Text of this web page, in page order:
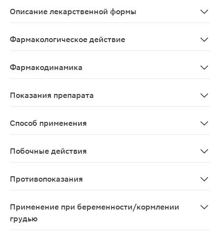
Описание лекарственной формы
Фармакологическое действие
Фармакодинамика
Показания препарата
Способ применения
Побочные действия
Противопоказания
Применение при беременности/кормлении
грудью